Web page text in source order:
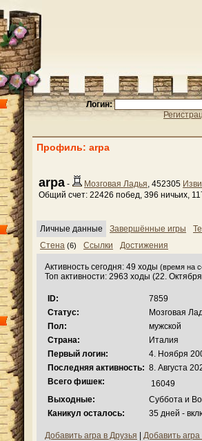
Логин:
Профиль: arpa
arpa - Мозговая Ладья, 452305
Общий счет: 22426 побед, 396 ничьих,
Личные данные Завершённые игры
Стена (6) Ссылки Достижения
Активность сегодня: 49 ходы (время на
Топ активности: 2963 ходы (22.
ID:
7859
Статус:
Мозговая
Пол:
мужской
Страна:
Италия
Первый логин:
4. Ноября
Последняя активность: 8. Августа
Всего фишек:
16049
Выходные:
Суббота и
Каникул осталось:
35 дней -
Добавить arpa в Друзья Добавить arpa